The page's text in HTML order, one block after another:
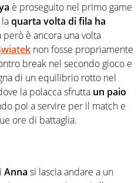
è proseguito nel primo game
quarta volta di fila ha
però è ancora una volta
non fosse propriamente
break nel secondo gioco e
di un equilibrio rotto nel
la polacca sfrutta un paio
poi a servire per il match e
ore di battaglia.
Anna si lascia andare a un